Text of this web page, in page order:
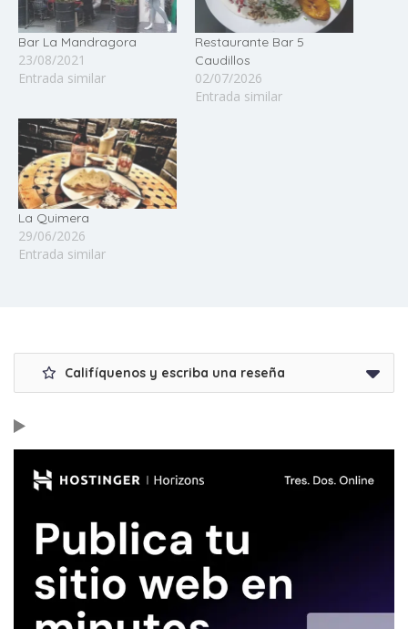
Bar La Mandragora
23/08/2021
Entrada similar
Restaurante Bar 5
Caudillos
02/07/2026
Entrada similar
La Quimera
29/06/2026
Entrada similar
Califíquenos y escriba una reseña